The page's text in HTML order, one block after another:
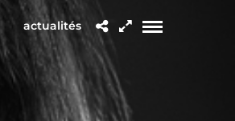
actualités